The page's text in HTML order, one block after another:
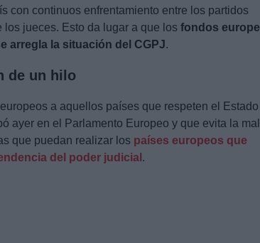
con continuos enfrentamiento entre los partidos
jueces. Esto da lugar a que los fondos
arregla la situación del CGPJ.
de un hilo
a aquellos países que respeten el Estado
ayer en el Parlamento Europeo y que evita la
que puedan realizar los países europeos que
del poder judicial .